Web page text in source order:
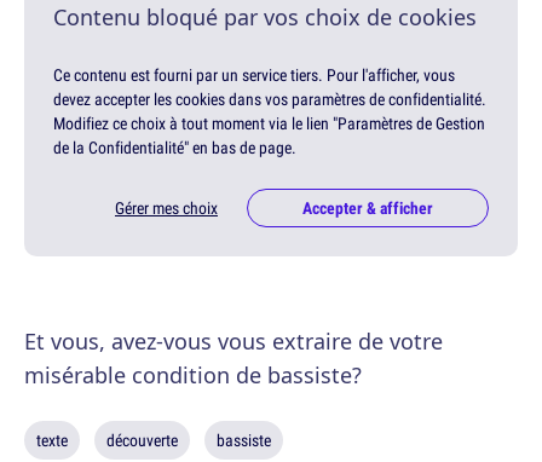
Contenu bloqué par vos choix de cookies
Ce contenu est fourni par un service tiers. Pour l'afficher, vous
devez accepter les cookies dans vos paramètres de confidentialité.
Modifiez ce choix à tout moment via le lien "Paramètres de Gestion
de la Confidentialité" en bas de page.
Gérer mes choix Accepter & afficher
Et vous, avez-vous vous extraire de votre
misérable condition de bassiste?
texte découverte bassiste